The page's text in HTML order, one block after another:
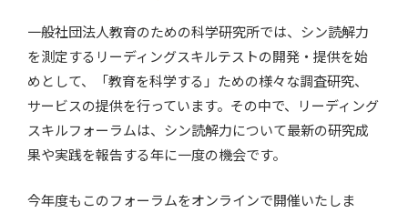
一般社団法人教育のための科学研究所では、シン読解力
を測定するリーディングスキルテストの開発・提供を始
めとして、「教育を科学する」ための様々な調査研究、
サービスの提供を行っています。その中で、リーディング
スキルフォーラムは、シン読解力について最新の研究成
果や実践を報告する年に一度の機会です。
今年度もこのフォーラムをオンラインで開催いたしま